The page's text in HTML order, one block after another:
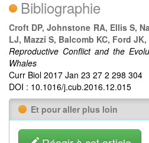
Bibliographie
Croft DP, Johnstone RA, Ellis S,
LJ, Mazzi S, Balcomb KC, Ford
Reproductive Conflict and the
Whales
Curr Biol 2017 Jan 23 27 2 298 304
DOI : 10.1016/j.cub.2016.12.015
Et pour aller plus loin